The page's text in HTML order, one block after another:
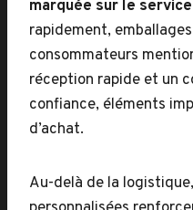
marquée sur le service
rapidement,
consommateurs
réception rapide et un
confiance, éléments
d’achat.
Au-delà de la